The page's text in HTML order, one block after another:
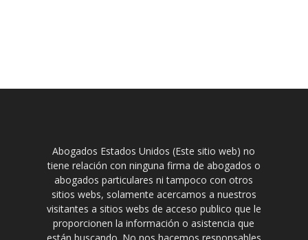
Abogados Estados Unidos (Este sitio web) no
tiene relación con ninguna firma de abogados o
abogados particulares ni tampoco con otros
sitios webs, solamente acercamos a nuestros
visitantes a sitios webs de acceso publico que le
proporcionen la información o asistencia que
están buscando. No nos hacemos responsables